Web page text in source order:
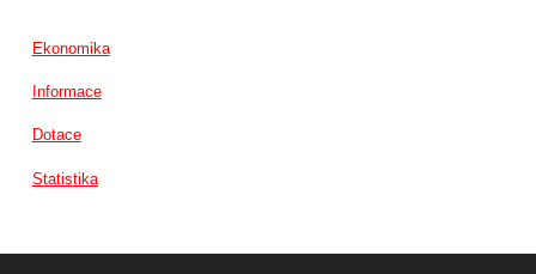
Ekonomika
Informace
Dotace
Statistika